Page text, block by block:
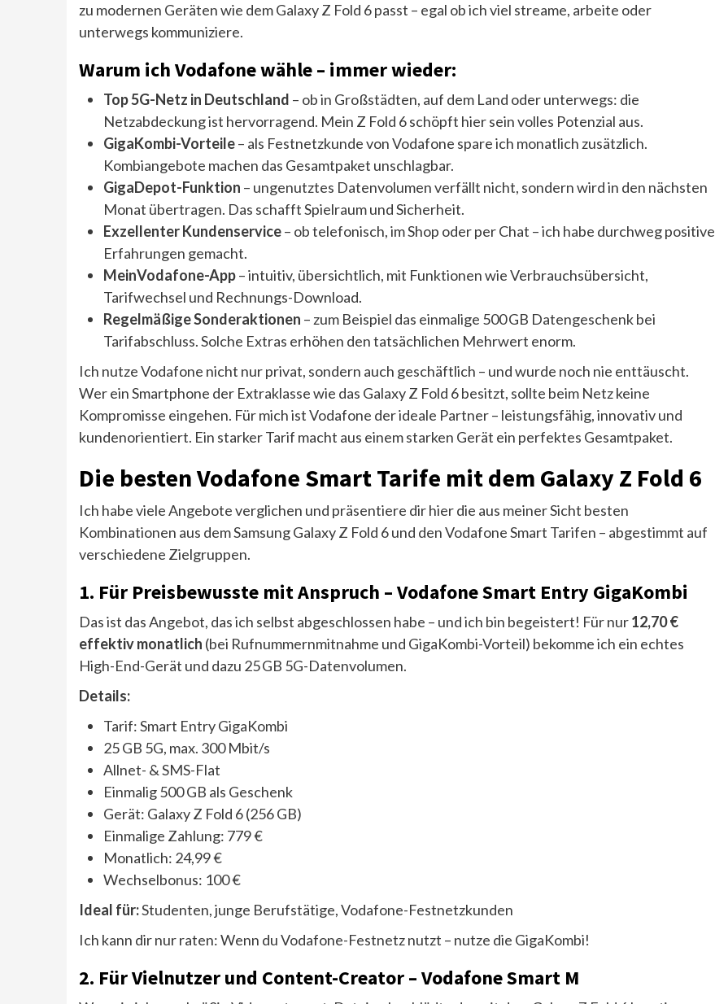
zu modernen Geräten wie dem Galaxy Z Fold 6 passt – egal ob ich viel streame, arbeite oder
unterwegs kommuniziere.
Warum ich Vodafone wähle – immer wieder:
Top 5G-Netz in Deutschland – ob in Großstädten, auf dem Land oder unterwegs: die
Netzabdeckung ist hervorragend. Mein Z Fold 6 schöpft hier sein volles Potenzial aus.
GigaKombi-Vorteile– als Festnetzkunde von Vodafone spare ich monatlich zusätzlich.
Kombiangebote machen das Gesamtpaket unschlagbar.
GigaDepot-Funktion – ungenutztes Datenvolumen verfällt nicht, sondern wird in den nächsten
Monat übertragen. Das schafft Spielraum und Sicherheit.
Exzellenter Kundenservice– ob telefonisch, im Shop oder per Chat – ich habe durchweg positive
Erfahrungen gemacht.
MeinVodafone-App– intuitiv, übersichtlich, mit Funktionen wie Verbrauchsübersicht,
Tarifwechsel und Rechnungs-Download.
Regelmäßige Sonderaktionen – zum Beispiel das einmalige 500 GB Datengeschenk bei
Tarifabschluss. Solche Extras erhöhen den tatsächlichen Mehrwert enorm.
Ich nutze Vodafone nicht nur privat, sondern auch geschäftlich – und wurde noch nie enttäuscht.
Wer ein Smartphone der Extraklasse wie das Galaxy Z Fold 6 besitzt, sollte beim Netz keine
Kompromisse eingehen. Für mich ist Vodafone der ideale Partner – leistungsfähig, innovativ und
kundenorientiert. Ein starker Tarif macht aus einem starken Gerät ein perfektes Gesamtpaket.
Die besten Vodafone Smart Tarife mit dem Galaxy Z Fold 6
Ich habe viele Angebote verglichen und präsentiere dir hier die aus meiner Sicht besten
Kombinationen aus dem Samsung Galaxy Z Fold 6 und den Vodafone Smart Tarifen – abgestimmt auf
verschiedene Zielgruppen.
1. Für Preisbewusste mit Anspruch – Vodafone Smart Entry GigaKombi
Das ist das Angebot, das ich selbst abgeschlossen habe – und ich bin begeistert! Für nur12,70 €
effektiv monatlich (bei Rufnummernmitnahme und GigaKombi-Vorteil) bekomme ich ein echtes
High-End-Gerät und dazu 25 GB 5G-Datenvolumen.
Details:
Tarif: Smart Entry GigaKombi
25 GB 5G, max. 300 Mbit/s
Allnet- & SMS-Flat
Einmalig 500 GB als Geschenk
Gerät: Galaxy Z Fold 6 (256 GB)
Einmalige Zahlung: 779 €
Monatlich: 24,99 €
Wechselbonus: 100 €
Ideal für:Studenten, junge Berufstätige, Vodafone-Festnetzkunden
Ich kann dir nur raten: Wenn du Vodafone-Festnetz nutzt – nutze die GigaKombi!
2. Für Vielnutzer und Content-Creator – Vodafone Smart M